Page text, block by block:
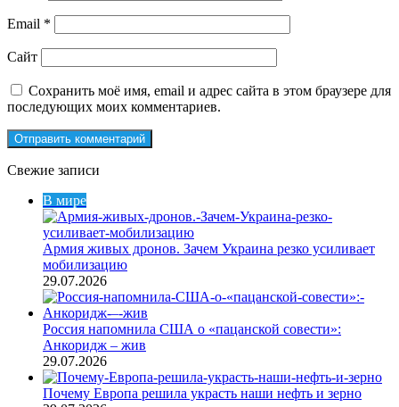
Email *
Сайт
Сохранить моё имя, email и адрес сайта в этом браузере для
последующих моих комментариев.
Свежие записи
В мире
Армия живых дронов. Зачем Украина резко усиливает
мобилизацию
29.07.2026
Россия напомнила США о «пацанской совести»:
Анкоридж – жив
29.07.2026
Почему Европа решила украсть наши нефть и зерно